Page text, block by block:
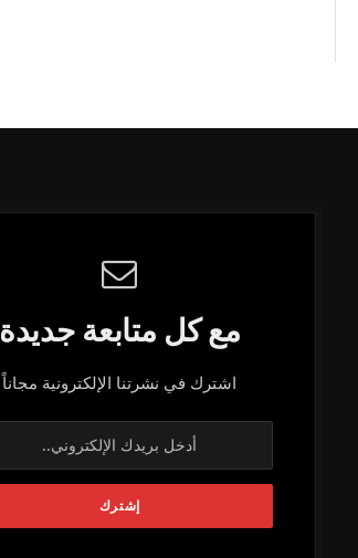
مع كل متابعة جديدة
اشترك في نشرتنا الإلكترونية مجاناً